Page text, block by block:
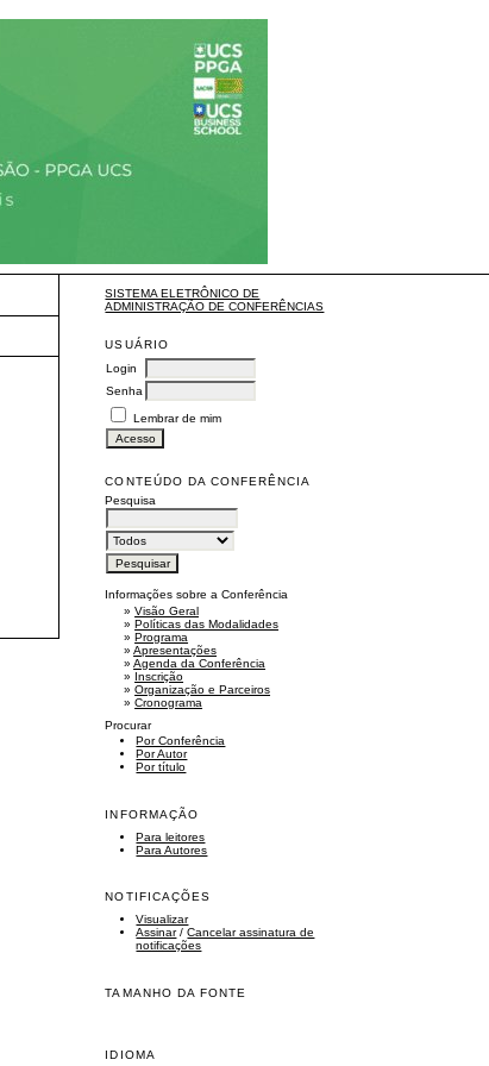
SISTEMA ELETRÔNICO DE
ADMINISTRAÇÃO DE CONFERÊNCIAS
USUÁRIO
Login
Senha
Lembrar de mim
CONTEÚDO DA CONFERÊNCIA
Pesquisa
Informações sobre a Conferência
»Visão Geral
»Políticas das Modalidades
»Programa
»Apresentações
»Agenda da Conferência
» Inscrição
»Organização e Parceiros
»Cronograma
Procurar
Por Conferência
Por Autor
Por título
INFORMAÇÃO
Para leitores
Para Autores
NOTIFICAÇÕES
Visualizar
Assinar/Cancelar assinatura de
notificações
TAMANHO DA FONTE
IDIOMA